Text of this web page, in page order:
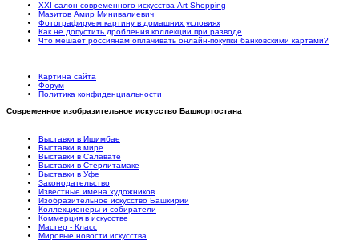
XXI салон современного искусства Art Shopping
Мазитов Амир Минивалиевич
Фотографируем картину в домашних условиях
Как не допустить дробления коллекции при разводе
Что мешает россиянам оплачивать онлайн-покупки банковскими картами?
Картина сайта
Форум
Политика конфиденциальности
Современное изобразительное искусство Башкортостана
Выставки в Ишимбае
Выставки в мире
Выставки в Салавате
Выставки в Стерлитамаке
Выставки в Уфе
Законодательство
Известные имена художников
Изобразительное искусство Башкирии
Коллекционеры и собиратели
Коммерция в искусстве
Мастер - Класс
Мировые новости искусства